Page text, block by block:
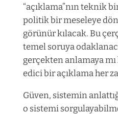
“açıklama”nın teknik
politik bir meseleye
görünür kılacak. Bu
temel soruya
gerçekten anlamaya mı
edici bir açıklama her
Güven, sistemin
o sistemi